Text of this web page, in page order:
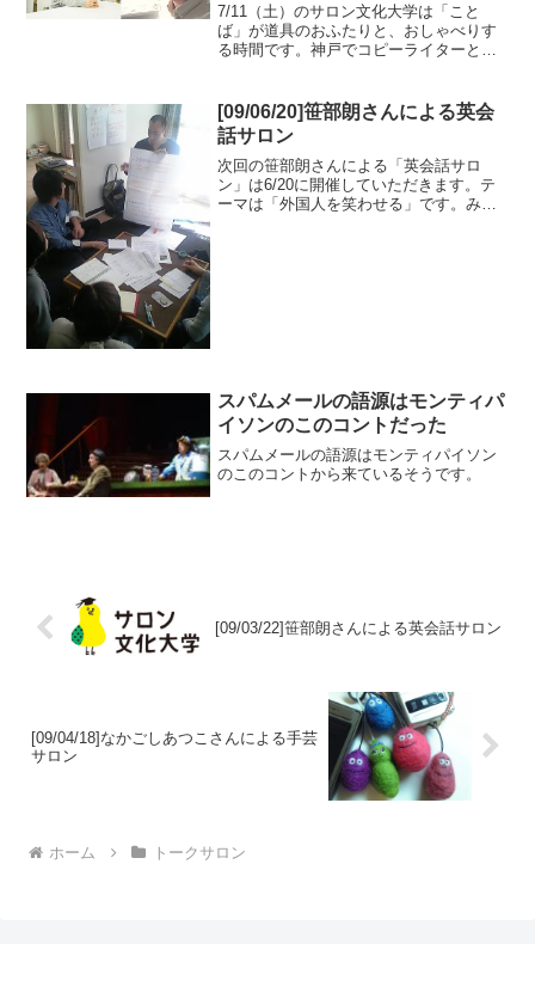
7/11（土）のサロン文化大学は「こと
ば」が道具のおふたりと、おしゃべりす
る時間です。神戸でコピーライターとし
る神吉弘邦さんをゲストにお招きし、編
集者・ライターの狩野哲...
[09/06/20]笹部朗さんによる英会
話サロン
次回の笹部朗さんによる「英会話サロ
ン」は6/20に開催していただきます。テ
ーマは「外国人を笑わせる」です。みん
スパムメールの語源はモンティパ
イソンのこのコントだった
スパムメールの語源はモンティパイソン
のこのコントから来ているそうです。
[09/03/22]笹部朗さんによる英会話サロン
[09/04/18]なかごしあつこさんによる手芸
サロン
ホーム トークサロン